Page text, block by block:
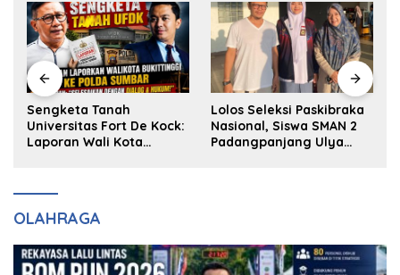
Sengketa Tanah
Universitas Fort De Kock:
Laporan Wali Kota
Lolos Seleksi Paskibraka
Nasional, Siswa SMAN 2
Padangpanjang Ulya
OLAHRAGA